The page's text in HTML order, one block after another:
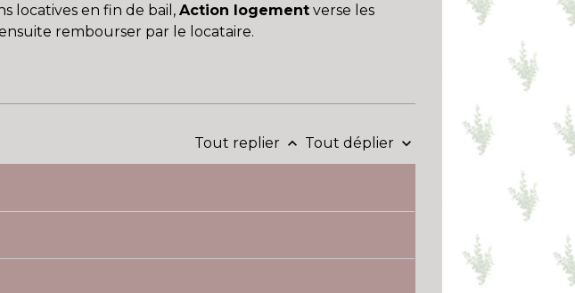
locatives en fin de bail,Action logement verse les
rembourser par le locataire.
Tout replier keyboard_arrow_up Tout déplier keyboard_arrow_down